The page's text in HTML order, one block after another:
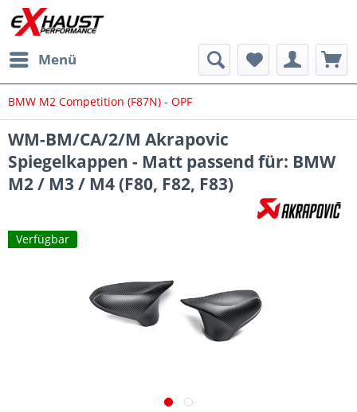
Menü
BMW M2 Competition (F87N) - OPF
WM-BM/CA/2/M Akrapovic
Spiegelkappen - Matt passend für: BMW
M2 / M3 / M4 (F80, F82, F83)
Verfügbar